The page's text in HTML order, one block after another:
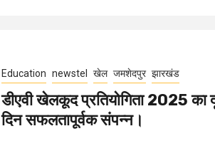
Education newstel खेल जमशेदपुर झारखंड
डीएवी खेलकूद प्रतियोगिता 2025 का
दिन सफलतापूर्वक संपन्न।